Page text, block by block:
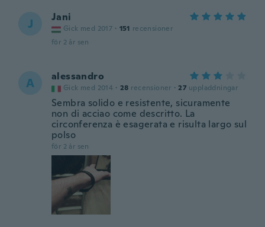
J Jani
Gick med 2017 · 151 recensioner
för 2 år sen
A alessandro
Gick med 2014 · 28 recensioner · 27 uppladdningar
Sembra solido e resistente, sicuramente
non di acciao come descritto. La
circonferenza è esagerata e risulta largo sul
polso
för 2 år sen